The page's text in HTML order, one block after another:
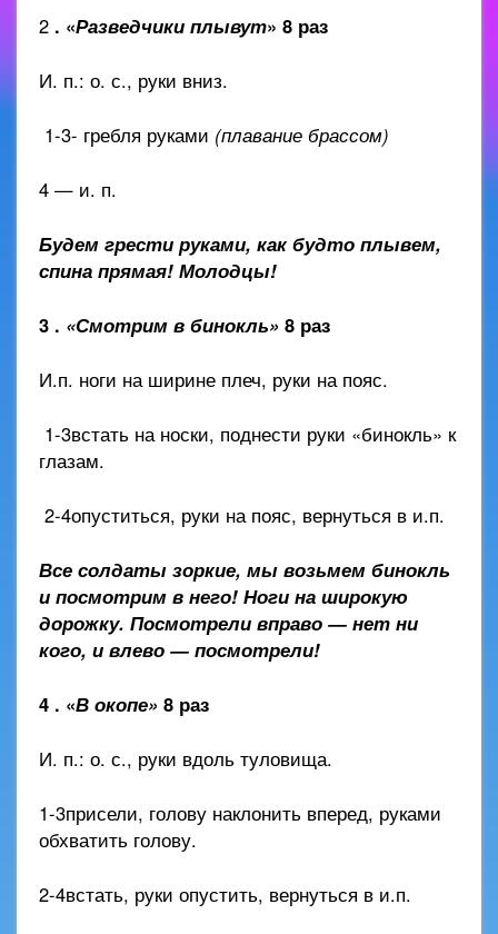
2 . «Разведчики плывут» 8 раз
И. п.: о. с., руки вниз.
1-3- гребля руками (плавание брассом)
4 — и. п.
Будем грести руками, как будто плывем,
спина прямая! Молодцы!
3 . «Смотрим в бинокль» 8 раз
И.п. ноги на ширине плеч, руки на пояс.
1-3встать на носки, поднести руки «бинокль» к
глазам.
2-4опуститься, руки на пояс, вернуться в и.п.
Все солдаты зоркие, мы возьмем бинокль
и посмотрим в него! Ноги на широкую
дорожку. Посмотрели вправо — нет ни
кого, и влево — посмотрели!
4 . «В окопе» 8 раз
И. п.: о. с., руки вдоль туловища.
1-3присели, голову наклонить вперед, руками
обхватить голову.
2-4встать, руки опустить, вернуться в и.п.